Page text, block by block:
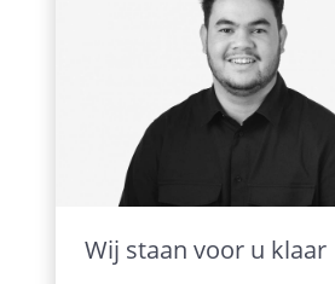
Wij staan voor u klaar